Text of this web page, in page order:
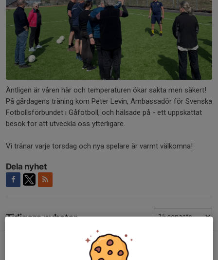
Äntligen är våren här och temperaturen ökar sakta men säkert!
På gårdagens träning kom Peter Levin, Ambassadör för Svenska
Fotbollsförbundet i Gåfotboll, och hälsade på - ett uppskattat
besök för att utveckla oss ytterligare.
Vi tränar varje torsdag och nya spelare är varmt välkomna!
Dela nyhet
Tidigare nyheter
0